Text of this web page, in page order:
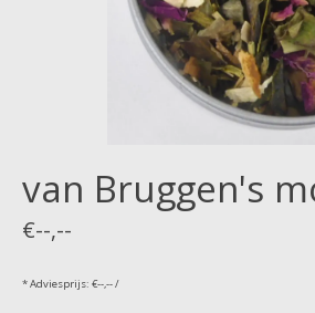
van Bruggen's
€--,--
* Adviesprijs: €--,-- /